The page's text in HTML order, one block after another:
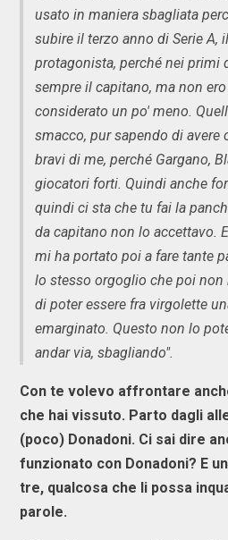
usato in maniera sbagliata
subire il terzo anno di Serie A,
protagonista, perché nei primi
sempre il capitano, ma non
considerato un po' meno.
smacco, pur sapendo di avere
bravi di me, perché Gargano,
giocatori forti. Quindi anche
quindi ci sta che tu fai la
da capitano non lo accettavo.
mi ha portato poi a fare tante
lo stesso orgoglio che poi
di poter essere fra virgolette
emarginato. Questo non lo
andar via, sbagliando".
Con te volevo affrontare
che hai vissuto. Parto dagli
(poco) Donadoni. Ci sai dire
funzionato con Donadoni? E
tre, qualcosa che li possa
parole.